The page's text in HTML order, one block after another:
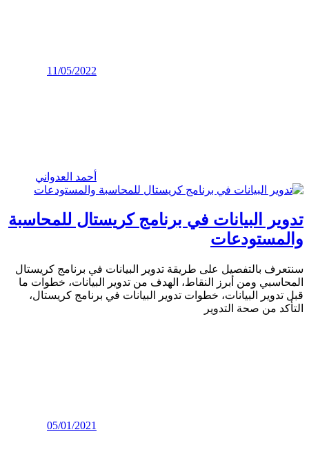
11/05/2022
أحمد العدواني
تدوير البيانات في برنامج كريستال للمحاسبة
والمستودعات
سنتعرف بالتفصيل على طريقة تدوير البيانات في برنامج كريستال
المحاسبي ومن أبرز النقاط، الهدف من تدوير البيانات، خطوات ما
قبل تدوير البيانات، خطوات تدوير البيانات في برنامج كريستال،
التأكد من صحة التدوير
05/01/2021